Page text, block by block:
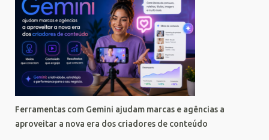
Ferramentas com Gemini ajudam marcas e agências a
aproveitar a nova era dos criadores de conteúdo